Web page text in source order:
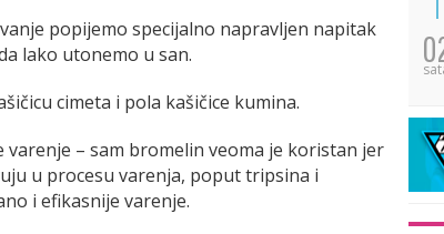
popijemo specijalno napravljen napitak
lako utonemo u san.
cimeta i pola kašičice kumina.
– sam bromelin veoma je koristan jer
u procesu varenja, poput tripsina i
i efikasnije varenje.